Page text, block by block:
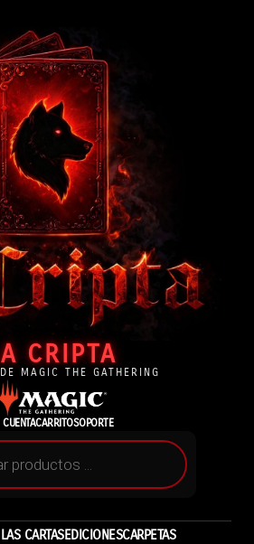
CRIPTA
MAGIC THE GATHERING
CUENTACARRITOSOPORTE
CARTASEDICIONESCARPETAS